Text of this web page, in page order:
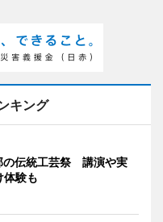
キング
の伝統工芸祭 講演や実
体験も